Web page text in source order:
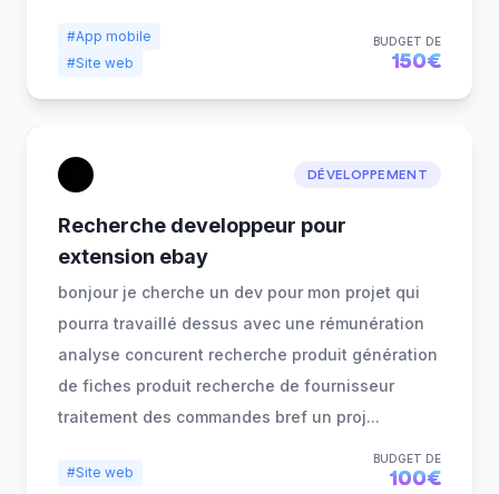
#App mobile
#Site web
BUDGET DE
150€
DÉVELOPPEMENT
Recherche developpeur pour
extension ebay
bonjour je cherche un dev pour mon projet qui
pourra travaillé dessus avec une rémunération
analyse concurent recherche produit génération
de fiches produit recherche de fournisseur
traitement des commandes bref un proj...
#Site web
BUDGET DE
100€